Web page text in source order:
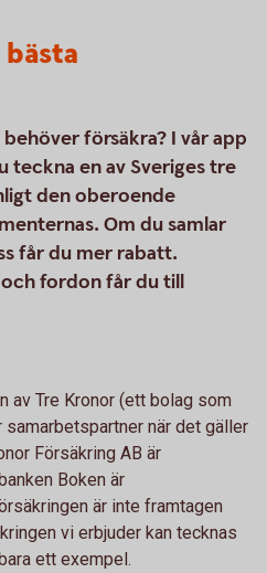
bästa
försäkra? I vår app
teckna en av Sveriges tre
den oberoende
Om du samlar
får du mer rabatt.
fordon får du till
av Tre Kronor (ett bolag som
när det gäller
Försäkring AB är
Boken är
är inte framtagen
vi erbjuder kan tecknas
ett exempel.